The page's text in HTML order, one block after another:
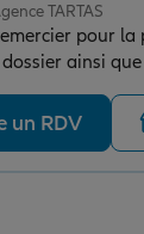
TARTAS
pour la
ainsi
a été
durant le
d’engager
et je
à ce dossier.
un RDV